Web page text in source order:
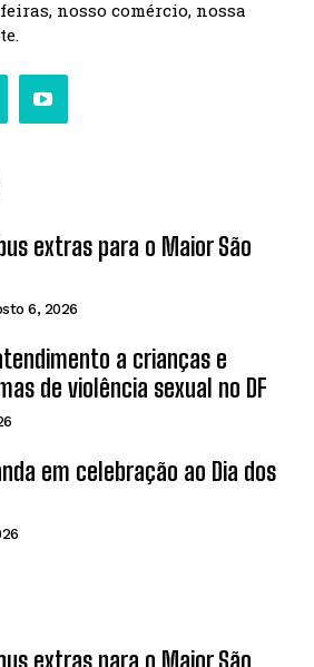
nosso comércio, nossa
extras para o Maior São
6, 2026
a crianças e
de violência sexual no DF
em celebração ao Dia dos